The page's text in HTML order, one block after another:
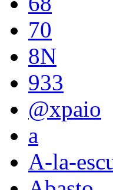
70
8N
933
@xpaio
a
A-la-